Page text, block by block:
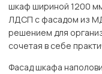
шкаф шириной 1200
ЛДСП с фасадом из
решением для
сочетая в себе
Фасад шкафа